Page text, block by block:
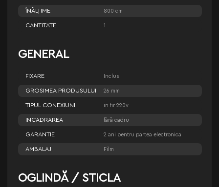
ÎNĂLŢIME 800 cm
CANTITATE 1
GENERAL
FIXARE Inclus
GROSIMEA PRODUSULUI 26 mm
TIPUL CONEXIUNII in fir 220v
INCADRAREA fără cadru
GARANTIE 2 ani pentru partea electronica
AMBALAJ Film
OGLINDĂ / STICLA